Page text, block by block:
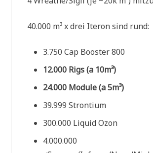
40.000 m³ x drei Iteron sind rund:
3.750 Cap Booster 800
12.000 Rigs (a 10m³)
24.000 Module (a 5m³)
39.999 Strontium
300.000 Liquid Ozon
4.000.000